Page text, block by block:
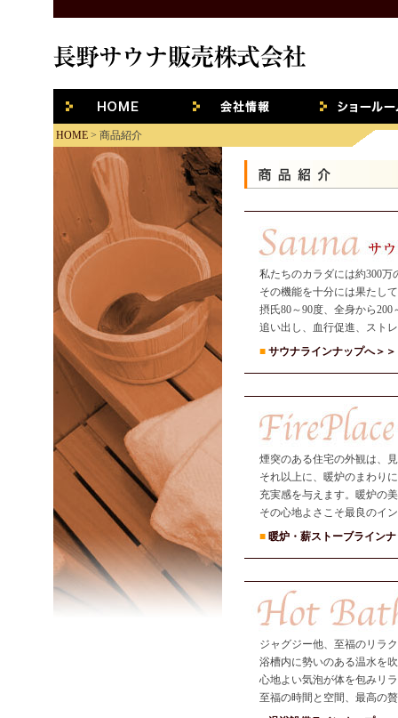
HOME ショール
HOME > 商品紹介
私たちのカラダには約300
その機能を十分には果たし
摂氏80～90度、全身から
追い出し、血行促進、スト
■ サウナラインナップへ＞＞
煙突のある住宅の外観は、
それ以上に、暖炉のまわり
充実感を与えます。暖炉の
その心地よさこそ最良のイ
■ 暖炉・薪ストーブライン
ジャグジー他、至福のリラ
浴槽内に勢いのある温水を
心地よい気泡が体を包みリ
至福の時間と空間、最高の